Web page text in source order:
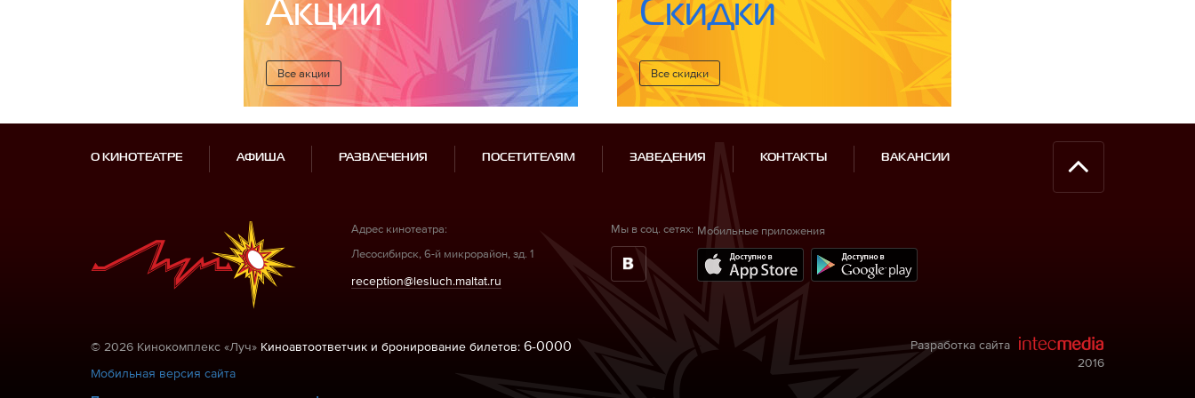
Акции
Все акции
Скидки
Все cкидки
О КИНОТЕАТРЕ АФИША РАЗВЛЕЧЕНИЯ ПОСЕТИТЕЛЯМ ЗАВЕДЕНИЯ КОНТАКТЫ ВАКАНСИИ
Адрес кинотеатра:
Лесосибирск, 6-й микрорайон, зд. 1
reception@lesluch.maltat.ru
Мы в соц. сетях: Мобильные приложения
© 2026 Кинокомплекс «Луч» Киноавтоответчик и бронирование билетов: 6-0000
Мобильная версия сайта
Разработка сайта
2016